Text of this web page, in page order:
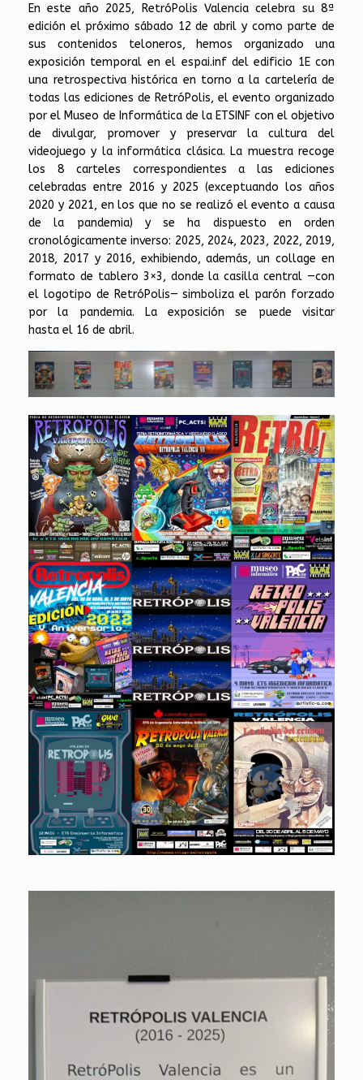
En este año 2025, RetróPolis Valencia celebra su 8ª
edición el próximo sábado 12 de abril y como parte de
sus contenidos teloneros, hemos organizado una
exposición temporal en el espai.inf del edificio 1E con
una retrospectiva histórica en torno a la cartelería de
todas las ediciones de RetróPolis, el evento organizado
por el Museo de Informática de la ETSINF con el objetivo
de divulgar, promover y preservar la cultura del
videojuego y la informática clásica. La muestra recoge
los 8 carteles correspondientes a las ediciones
celebradas entre 2016 y 2025 (exceptuando los años
2020 y 2021, en los que no se realizó el evento a causa
de la pandemia) y se ha dispuesto en orden
cronológicamente inverso: 2025, 2024, 2023, 2022, 2019,
2018, 2017 y 2016, exhibiendo, además, un collage en
formato de tablero 3×3, donde la casilla central —con
el logotipo de RetróPolis— simboliza el parón forzado
por la pandemia. La exposición se puede visitar
hasta el 16 de abril.